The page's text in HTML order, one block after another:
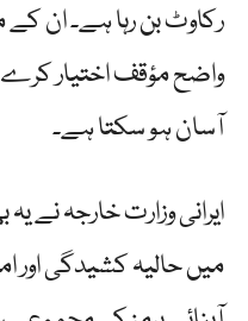
رکاوٹ بن رہا ہے۔ ان کے
واضح مؤقف اختیار
آسان ہو سکتا ہے۔
ایرانی وزارت خارجہ نے
میں حالیہ کشیدگی اور